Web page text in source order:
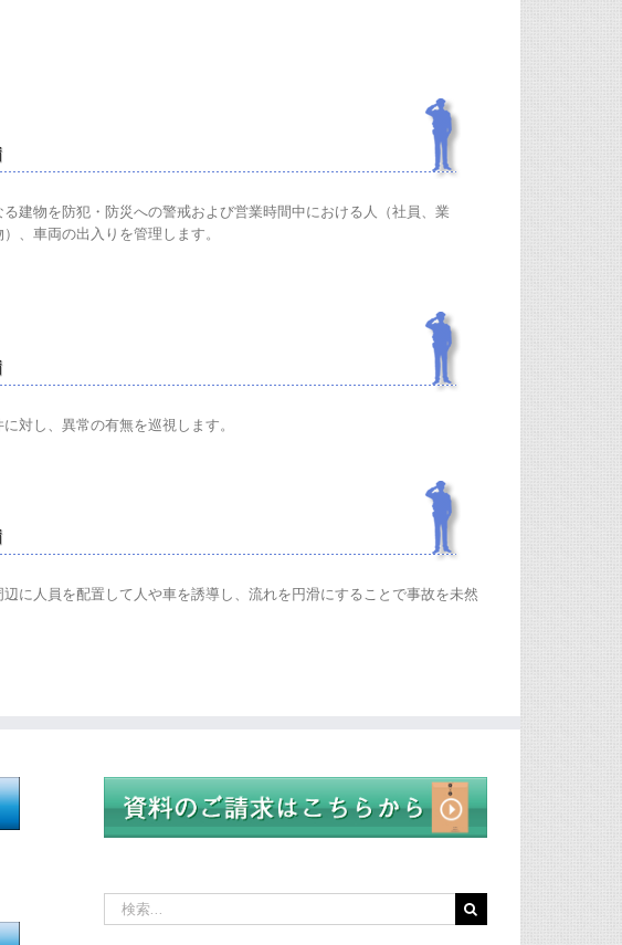
建物を防犯・防災への警戒および営業時間中における人（社員、業
、車両の出入りを管理します。
対し、異常の有無を巡視します。
に人員を配置して人や車を誘導し、流れを円滑にすることで事故を未然
索